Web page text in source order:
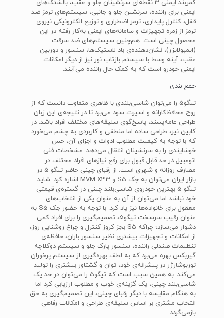
کمربند ایمنی 3 نقطه‌ای سرنشینان جلو و عقب، بالشتک‌های
ایمنی برای راننده، سرنشین جلو و جانبی، سیستم‌های ترمز ضد
قفل، کنترل پایداری، ترمز اضطراری و توزیع الکترونیکی نیروی
ترمز از زمره تجهیزات و سامانه‌های ایمنی به‌کار رفته در این
محصول چینی است. هم‌چنین سیستم‌های ضد سرقت
(ایمبولایزر)، نشان‌دهنده‌ی باد لاستیک‌ها، سنسور‌ و دوربین
عقب، آینه وسط با سیستم بازتاب نور نیز از دیگر امکانات
ایمنی خودرو است که به کمک حال راننده می‌آیند.
حمع بندی
تیگو5 را می‌توان شاسی‌بلندی با ظاهری متفاوت دانست که از
روح محافظ‌کارانه و اسپرت سود می‌برد تا در نتیجه‌ی این زبان
طراحی عامه‌پسند، پاسخ‌گوی سلیقه‌های مختلف افراد باشد. در
کابین نیز، طراحی ساده اما منطفی و کاربردی به چشم می‌خورد
که با توجه به کیفیت مطلوب ادوات و اجزای آن، حس
خوشایندی را به سرنشینان انتقال می‌دهد. مشخصات فنی
اتومبیل در حد قابل قبول برای رفع نیاز‌های افراد مختلف در
مصارف روزانه و شهری است. از رقبای چینی حاضر تیگو 5 در
بازار ایران می‌توان به جک S5 و MVM X33 اشاره کرد. شاید
تیگو 5 بهترین خودروی شاسی‌بلند چینی در گستره‌ی قیمتی
خود نباشد اما می‌توان از آن به عنوان یکی از انتخاب‌های
معقول برای خانواده‌ها نیز یاد کرد. با توجه به حضور جک S5 به
عنوان رقیب سرسخت تیگو5، تصمیم‌گیری را برای افراد کمی
دشوار می‌سازد؛ چراکه S5 بجز کروز کنترل و چراغ‌ روشنایی روز،
از امکانات و تجهیزات بیشتری نظیر سنسور باران، حافظه‌ی
تنظیمات صندلی راننده، سنسور پارک جلو و سیستم دوکلاچه
گیربکس بهره می‌برد که به لطف بهره‌گیری از سیستم پرخوران
توربوشارژر در پیشرانه‌ی خود، توان و گشتاور بیشتری را تولید
می‌کند. به همین سبب است که تیگو5 را می‌توان در حد یک
شاسی‌بلند چینی، یک گزینه‌ی خوب و مطلوب ارزیابی کرد اما
به هنگام مقایسه با دیگر رقبای چینی، این تصمیم‌گیری به حق
انتخاب مشتری بر اساس سلیقه‌ی طراحی و امکانات رفاهی
بازمی‌گردد.